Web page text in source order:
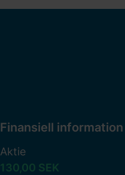
Finansiell information
Aktie
130,00 SEK